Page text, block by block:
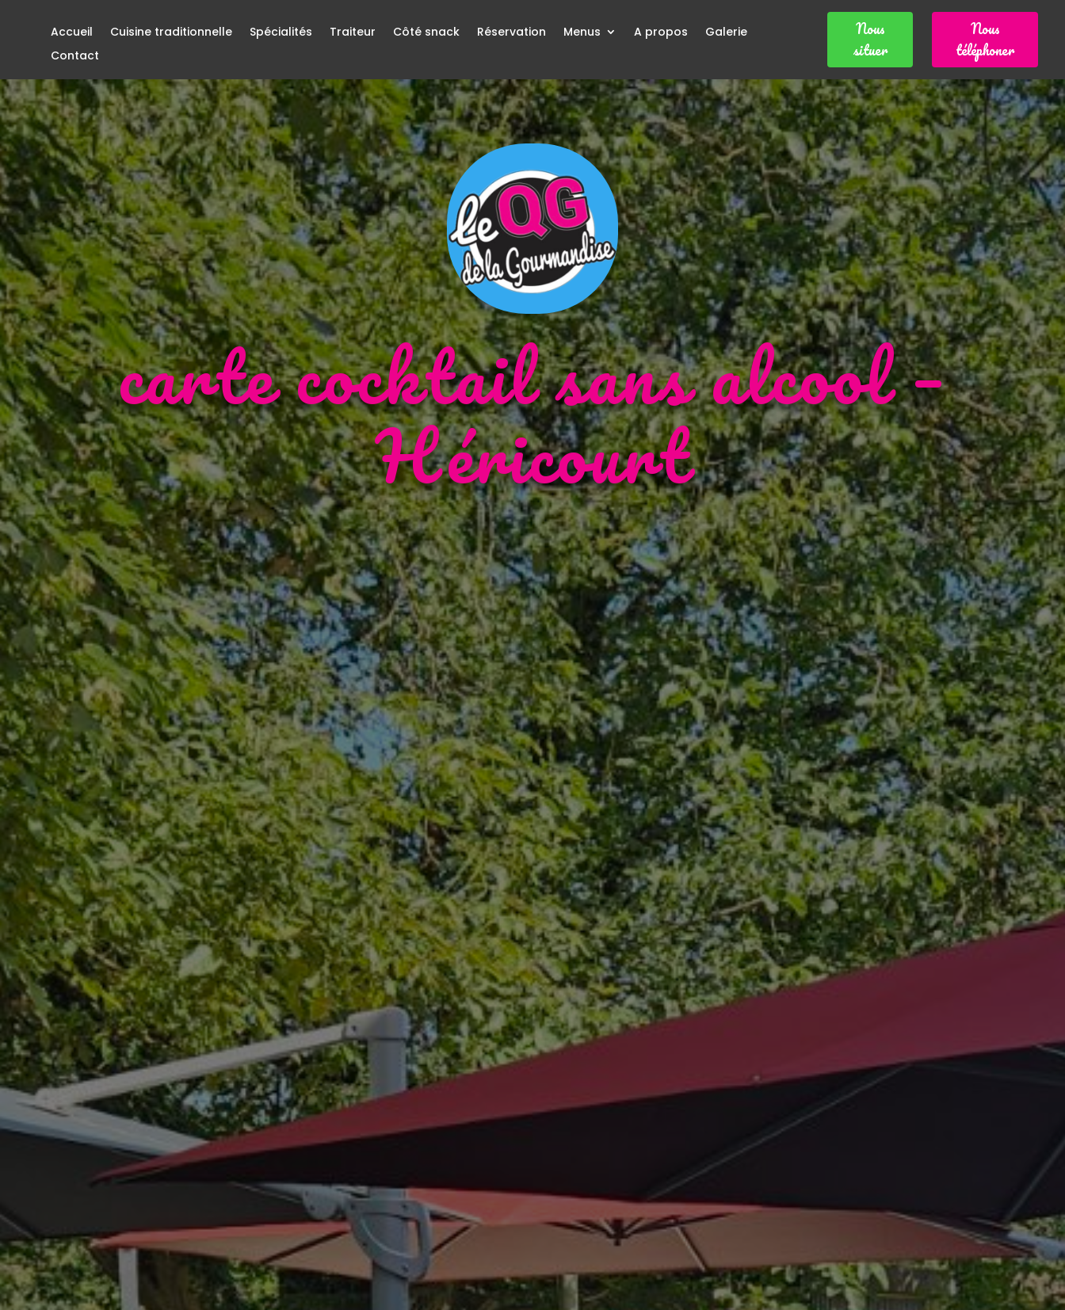
Accueil Cuisine traditionnelle Spécialités Traiteur Côté snack Réservation Menus A propos
Galerie
Contact
Nous
situer
Nous
téléphoner
carte cocktail sans alcool –
Héricourt